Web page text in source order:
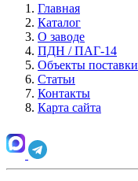
Главная
Каталог
О заводе
ПДН / ПАГ-14
Объекты поставки
Статьи
Контакты
Карта сайта